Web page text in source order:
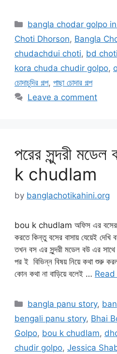
Categories
bangla chodar golpo
Choti Dhorson, Bangla
chudachdui choti, bd
kora chuda chudir golpo,
চোদাচুদির গল্প, পাছা চোদার গল্প
Leave a comment
পরের সুন্দরী
k chudlam
by banglachotikahini.org
bou k chudlam অফিস এর বসের
করতে কিন্তু বসের বাসায় যেয়েই
তখন বস এর সুন্দরী মডেল বউ এর সাথে
পর ই বিভিন্ন বিষয় নিয়ে কথা শুরু
কোন কথা না বাড়িয়ে বলেই …
Categories
bangla panu story,
bengali panu story, Bhai
Golpo, bou k chudlam,
chudir golpo, Jessica